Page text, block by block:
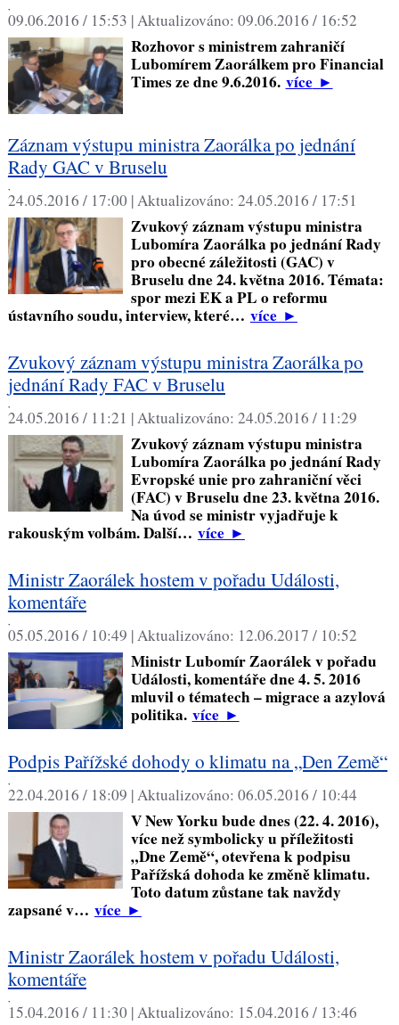
,
09.06.2016 / 15:53 |Aktualizováno: 09.06.2016 / 16:52
Rozhovor s ministrem zahraničí
Lubomírem Zaorálkem pro Financial
Times ze dne 9.6.2016. více►
Záznam výstupu ministra Zaorálka po jednání
Rady GAC v Bruselu
,
24.05.2016 / 17:00 |Aktualizováno: 24.05.2016 / 17:51
Zvukový záznam výstupu ministra
Lubomíra Zaorálka po jednání Rady
pro obecné záležitosti (GAC) v
Bruselu dne 24. května 2016. Témata:
spor mezi EK a PL o reformu
ústavního soudu, interview, které… více►
Zvukový záznam výstupu ministra Zaorálka po
jednání Rady FAC v Bruselu
,
24.05.2016 / 11:21 |Aktualizováno: 24.05.2016 / 11:29
Zvukový záznam výstupu ministra
Lubomíra Zaorálka po jednání Rady
Evropské unie pro zahraniční věci
(FAC) v Bruselu dne 23. května 2016.
Na úvod se ministr vyjadřuje k
rakouským volbám. Další… více►
Ministr Zaorálek hostem v pořadu Události,
komentáře
,
05.05.2016 / 10:49 |Aktualizováno: 12.06.2017 / 10:52
Ministr Lubomír Zaorálek v pořadu
Události, komentáře dne 4. 5. 2016
mluvil o tématech – migrace a azylová
politika. více►
Podpis Pařížské dohody o klimatu na „Den Země“
,
22.04.2016 / 18:09 |Aktualizováno: 06.05.2016 / 10:44
V New Yorku bude dnes (22. 4. 2016),
více než symbolicky u příležitosti
„Dne Země“, otevřena k podpisu
Pařížská dohoda ke změně klimatu.
Toto datum zůstane tak navždy
zapsané v… více►
Ministr Zaorálek hostem v pořadu Události,
komentáře
,
15.04.2016 / 11:30 |Aktualizováno: 15.04.2016 / 13:46